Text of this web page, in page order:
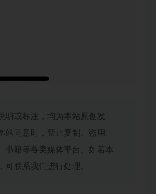
明或标注，均为本站原创发
站同意时，禁止复制、盗用、
书籍等各类媒体平台。如若本
可联系我们进行处理。